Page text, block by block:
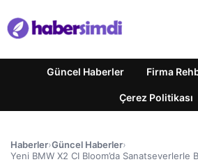
Güncel Haberler Firma
Çerez Politikası
Haberler›Güncel Haberler›
Yeni BMW X2 CI Bloom’da Sanatseverlerle